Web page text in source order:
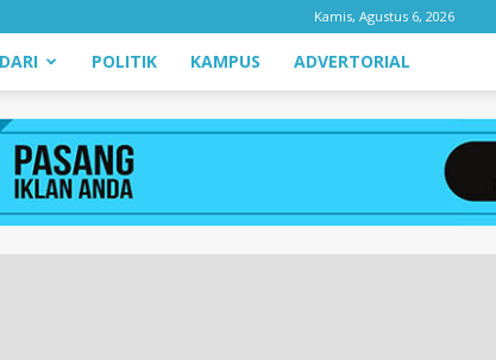
Kamis, Agustus 6, 2026
POLITIK KAMPUS ADVERTORIAL